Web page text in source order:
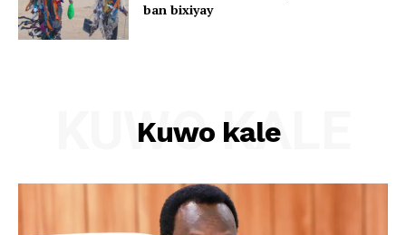
ban bixiyay
Kuwo kale
KUWO KALE